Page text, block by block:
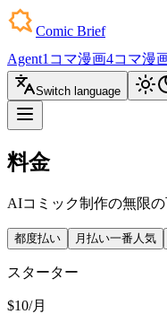
Comic Brief
Agent1コマ漫画4コマ漫
Switch language
料金
AIコミック制作の無限
都度払い 月払い一番人気
スターター
$10/月